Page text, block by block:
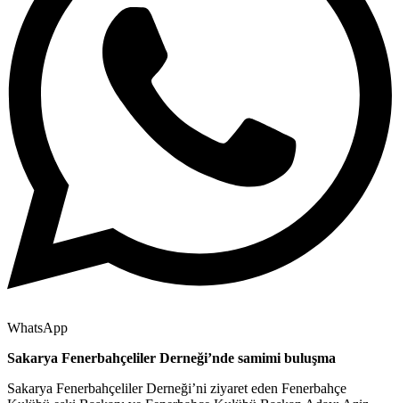
WhatsApp
Sakarya Fenerbahçeliler Derneği’nde samimi buluşma
Sakarya Fenerbahçeliler Derneği’ni ziyaret eden Fenerbahçe